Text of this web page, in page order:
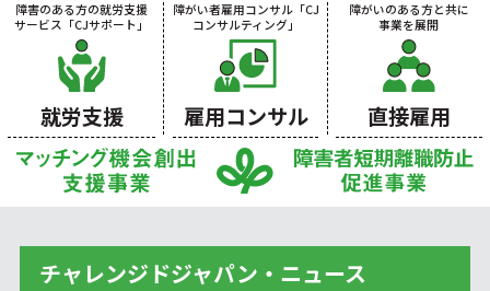
障害のある方の就労支援
サービス「CJサポート」
就労支援
障がい者雇用コンサル「CJ
コンサルティング」
雇用コンサル
障がいのある方と共に
事業を展開
直接雇用
チャレンジドジャパン・ニュース